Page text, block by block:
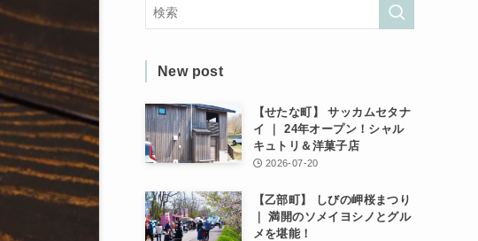
New post
【せたな町】 サッカムセタナ
イ ｜ 24年オープン！シャル
キュトリ＆洋菓子店
2026-07-20
【乙部町】 しびの岬桜まつり
｜ 満開のソメイヨシノとグル
メを堪能！